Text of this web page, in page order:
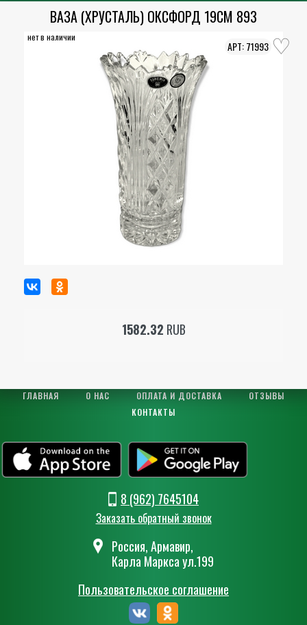
ВАЗА (ХРУСТАЛЬ) ОКСФОРД 19СМ 893
нет в наличии
71993
1582.32 RUB
ГЛАВНАЯ О НАС ОПЛАТА И ДОСТАВКА
ОТЗЫВЫ
КОНТАКТЫ
8 (962) 7645104
Заказать обратный звонок
Россия, Армавир,
Карла Маркса ул.199
Пользовательское соглашение